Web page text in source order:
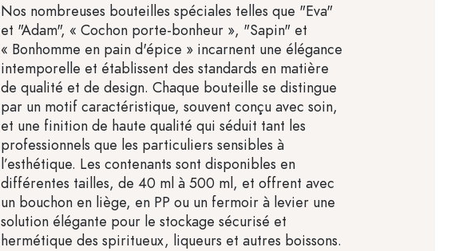
Nos nombreuses bouteilles spéciales telles que "Eva"
et "Adam", « Cochon porte-bonheur », "Sapin" et
« Bonhomme en pain d'épice » incarnent une élégance
intemporelle et établissent des standards en matière
de qualité et de design. Chaque bouteille se distingue
par un motif caractéristique, souvent conçu avec soin,
et une finition de haute qualité qui séduit tant les
professionnels que les particuliers sensibles à
l’esthétique. Les contenants sont disponibles en
différentes tailles, de 40 ml à 500 ml, et offrent avec
un bouchon en liège, en PP ou un fermoir à levier une
solution élégante pour le stockage sécurisé et
hermétique des spiritueux, liqueurs et autres boissons.